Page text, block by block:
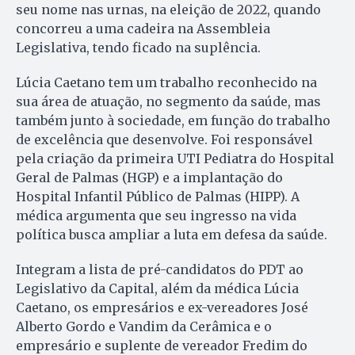
seu nome nas urnas, na eleição de 2022, quando
concorreu a uma cadeira na Assembleia
Legislativa, tendo ficado na suplência.
Lúcia Caetano tem um trabalho reconhecido na
sua área de atuação, no segmento da saúde, mas
também junto à sociedade, em função do trabalho
de excelência que desenvolve. Foi responsável
pela criação da primeira UTI Pediatra do Hospital
Geral de Palmas (HGP) e a implantação do
Hospital Infantil Público de Palmas (HIPP). A
médica argumenta que seu ingresso na vida
política busca ampliar a luta em defesa da saúde.
Integram a lista de pré-candidatos do PDT ao
Legislativo da Capital, além da médica Lúcia
Caetano, os empresários e ex-vereadores José
Alberto Gordo e Vandim da Cerâmica e o
empresário e suplente de vereador Fredim do